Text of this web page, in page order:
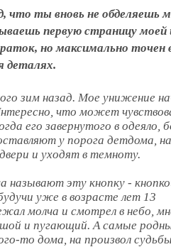
что ты вновь не обделяешь
первую страницу моей
но максимально точен
деталях.
зим назад. Мое унижение
что может
его завернутого в одеяло,
у порога детдома,
и уходят в темноту.
называют эту кнопку -
уже в возрасте лет 13
молча и смотрел в небо,
и пугающий. А самые
то дома, на произвол